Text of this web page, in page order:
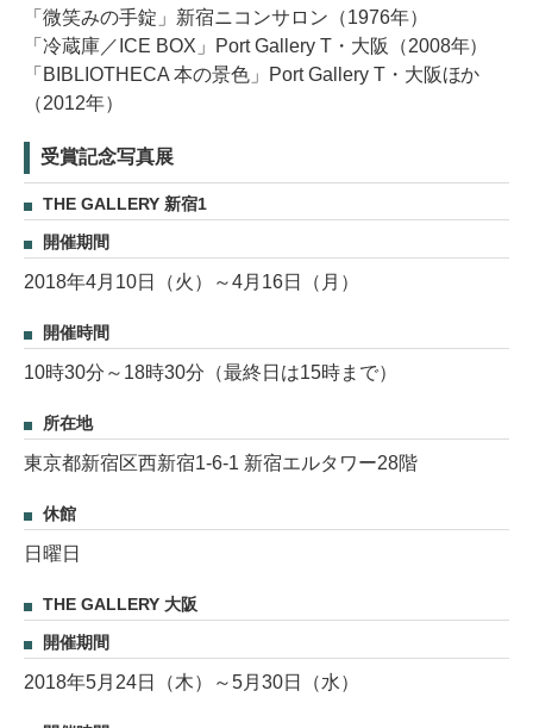
「微笑みの手錠」新宿ニコンサロン（1976年）
「冷蔵庫／ICE BOX」Port Gallery T・大阪（2008年）
「BIBLIOTHECA 本の景色」Port Gallery T・大阪ほか
（2012年）
受賞記念写真展
THE GALLERY 新宿1
開催期間
2018年4月10日（火）～4月16日（月）
開催時間
10時30分～18時30分（最終日は15時まで）
所在地
東京都新宿区西新宿1-6-1 新宿エルタワー28階
休館
日曜日
THE GALLERY 大阪
開催期間
2018年5月24日（木）～5月30日（水）